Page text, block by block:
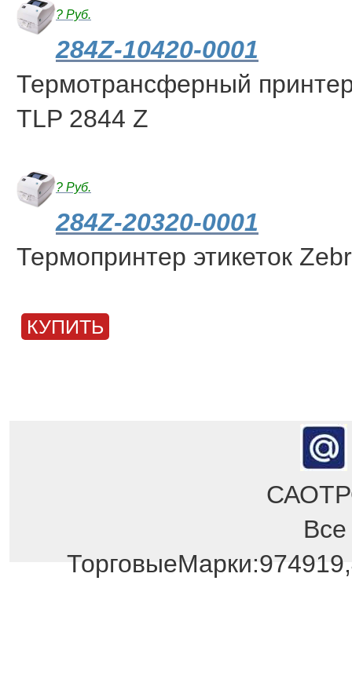
? Руб.
284Z-10420-0001
Термотрансферный
TLP 2844 Z
? Руб.
284Z-20320-0001
Термопринтер этикеток
КУПИТЬ